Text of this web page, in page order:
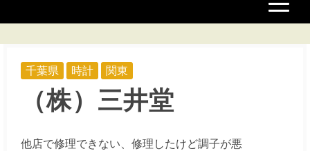
千葉県 時計 関東
（株）三井堂
他店で修理できない、修理したけど調子が悪